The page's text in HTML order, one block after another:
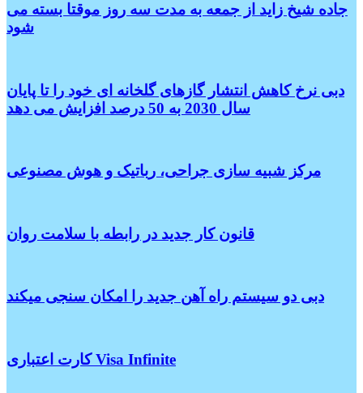
جاده شیخ زاید از جمعه به مدت سه روز موقتا بسته می
شود
دبی نرخ کاهش انتشار گازهای گلخانه ای خود را تا پایان
سال 2030 به 50 درصد افزایش می دهد
مرکز شبیه سازی جراحی، رباتیک و هوش مصنوعی
قانون کار جدید در رابطه با سلامت روان
دبی دو سیستم راه آهن جدید را امکان سنجی میکند
کارت اعتباری Visa Infinite